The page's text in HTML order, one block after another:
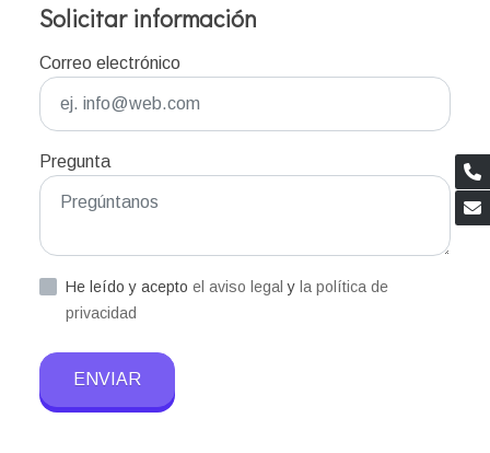
Solicitar información
Correo electrónico
Pregunta
He leído y acepto el aviso legaly la política de
privacidad
ENVIAR